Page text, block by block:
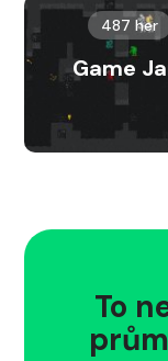
487 her
Game
To